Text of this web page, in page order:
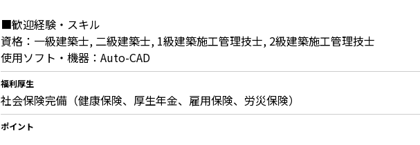
■歓迎経験・スキル
資格：一級建築士, 二級建築士, 1級建築施工管理技士, 2級建築施工管理技士
使用ソフト・機器：Auto-CAD
福利厚生
社会保険完備（健康保険、厚生年金、雇用保険、労災保険）
ポイント